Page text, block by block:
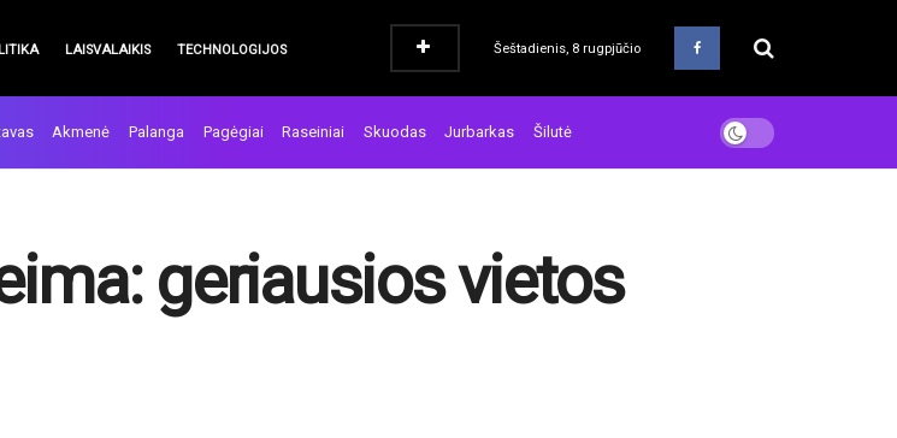
LAISVALAIKIS TECHNOLOGIJOS Šeštadienis, 8 rugpjūčio
Akmenė Palanga Pagėgiai Raseiniai Skuodas Jurbarkas Šilutė
geriausios vietos